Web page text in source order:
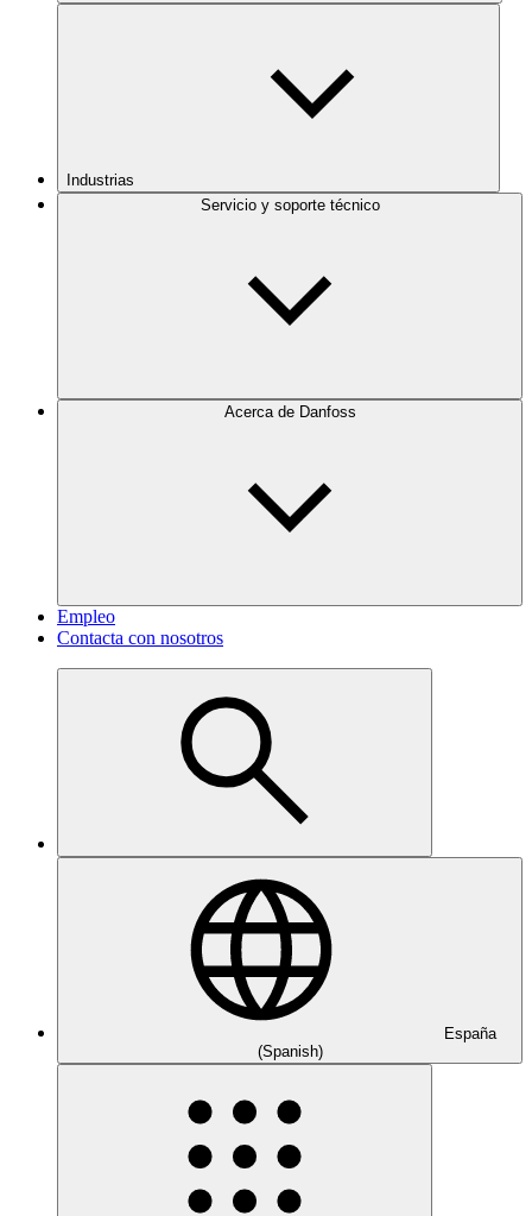
Industrias
Servicio y soporte técnico
Acerca de Danfoss
Empleo
Contacta con nosotros
España
(Spanish)